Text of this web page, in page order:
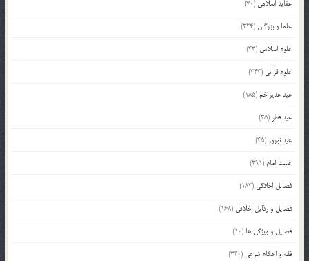
عقاید اسلامی (70)
علما و بزرگان(224)
علوم اسلامی (43)
علوم قرآنی (343)
عید غدیر خم(185)
عید فطر (35)
عید نوروز (45)
غیبت امام (291)
فضایل اخلاقی (183)
فضایل و رذایل اخلاقی (168)
فضایل و ویژگی ها (10)
فقه و احکام شرعی (340)